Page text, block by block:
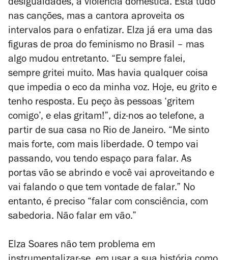
desigualdades, a violência doméstica. Está tudo
nas canções, mas a cantora aproveita os
intervalos para o enfatizar. Elza já era uma das
figuras de proa do feminismo no Brasil – mas
algo mudou entretanto. “Eu sempre falei,
sempre gritei muito. Mas havia qualquer coisa
que impedia o eco da minha voz. Hoje, eu grito e
tenho resposta. Eu peço às pessoas ‘gritem
comigo’, e elas gritam!”, diz-nos ao telefone, a
partir de sua casa no Rio de Janeiro. “Me sinto
mais forte, com mais liberdade. O tempo vai
passando, vou tendo espaço para falar. As
portas vão se abrindo e você vai aproveitando e
vai falando o que tem vontade de falar.” No
entanto, é preciso “falar com consciência, com
sabedoria. Não falar em vão.”
Elza Soares não tem problema em